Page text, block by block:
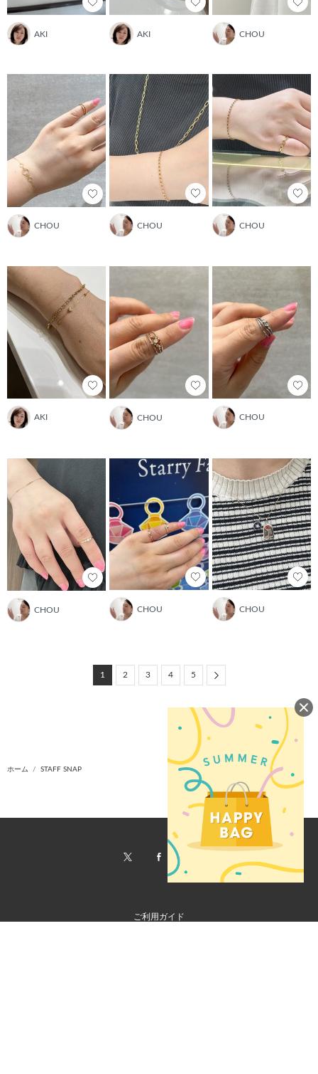
AKI AKI CHOU
CHOU CHOU CHOU
AKI CHOU CHOU
CHOU CHOU CHOU
1 2 3 4 5 Next
ホーム STAFF SNAP
ご利用ガイド